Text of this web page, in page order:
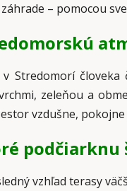
– pomocou
Stredomorí
zeleňou a
vzdušne, pokojne
vzhľad terasy